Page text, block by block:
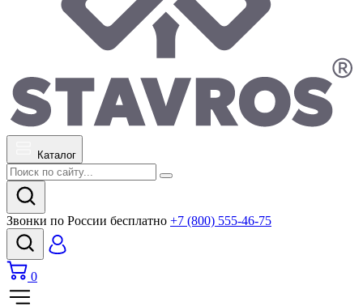
Каталог
Звонки по России бесплатно +7 (800) 555-46-75
0